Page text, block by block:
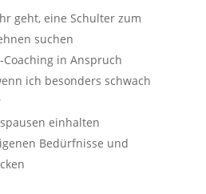
geht, eine Schulter zum
suchen
in Anspruch
ich besonders schwach
einhalten
Bedürfnisse und